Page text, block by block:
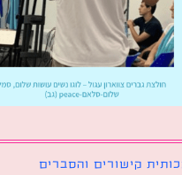
והסברים